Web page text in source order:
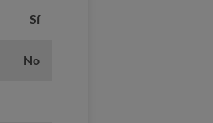
Sí
No